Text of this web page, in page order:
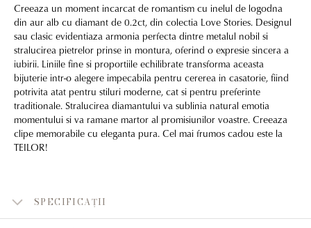
Creeaza un moment incarcat de romantism cu inelul de logodna
din aur alb cu diamant de 0.2ct, din colectia Love Stories. Designul
sau clasic evidentiaza armonia perfecta dintre metalul nobil si
stralucirea pietrelor prinse in montura, oferind o expresie sincera a
iubirii. Liniile fine si proportiile echilibrate transforma aceasta
bijuterie intr-o alegere impecabila pentru cererea in casatorie, fiind
potrivita atat pentru stiluri moderne, cat si pentru preferinte
traditionale. Stralucirea diamantului va sublinia natural emotia
momentului si va ramane martor al promisiunilor voastre. Creeaza
clipe memorabile cu eleganta pura. Cel mai frumos cadou este la
TEILOR!
SPECIFICAȚII